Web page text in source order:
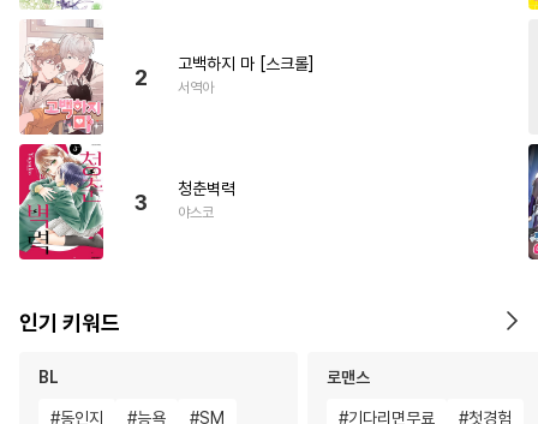
2
고백하지 마 [스크롤]
서역아
3
청춘벽력
야스코
인기 키워드
BL
#동인지 #능욕 #SM
로맨스
#기다리면무료 #첫경험